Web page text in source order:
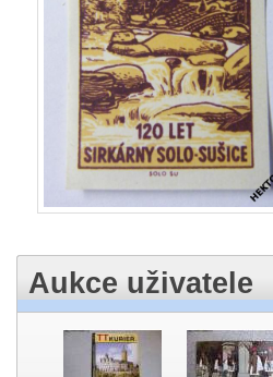
Aukce uživatele